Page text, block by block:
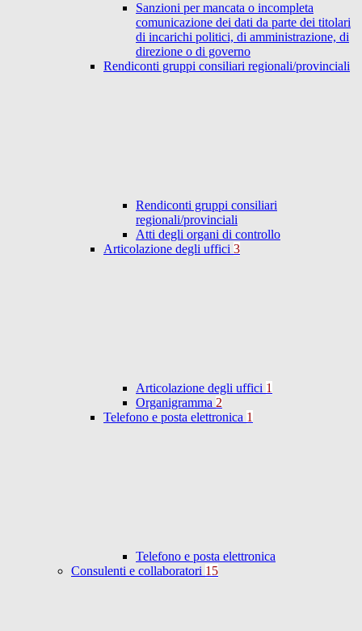
Sanzioni per mancata o incompleta
comunicazione dei dati da parte dei titolari
di incarichi politici, di amministrazione, di
direzione o di governo
Rendiconti gruppi consiliari regionali/provinciali
Rendiconti gruppi consiliari
regionali/provinciali
Atti degli organi di controllo
Articolazione degli uffici 3
Articolazione degli uffici 1
Organigramma 2
Telefono e posta elettronica 1
Telefono e posta elettronica
Consulenti e collaboratori 15